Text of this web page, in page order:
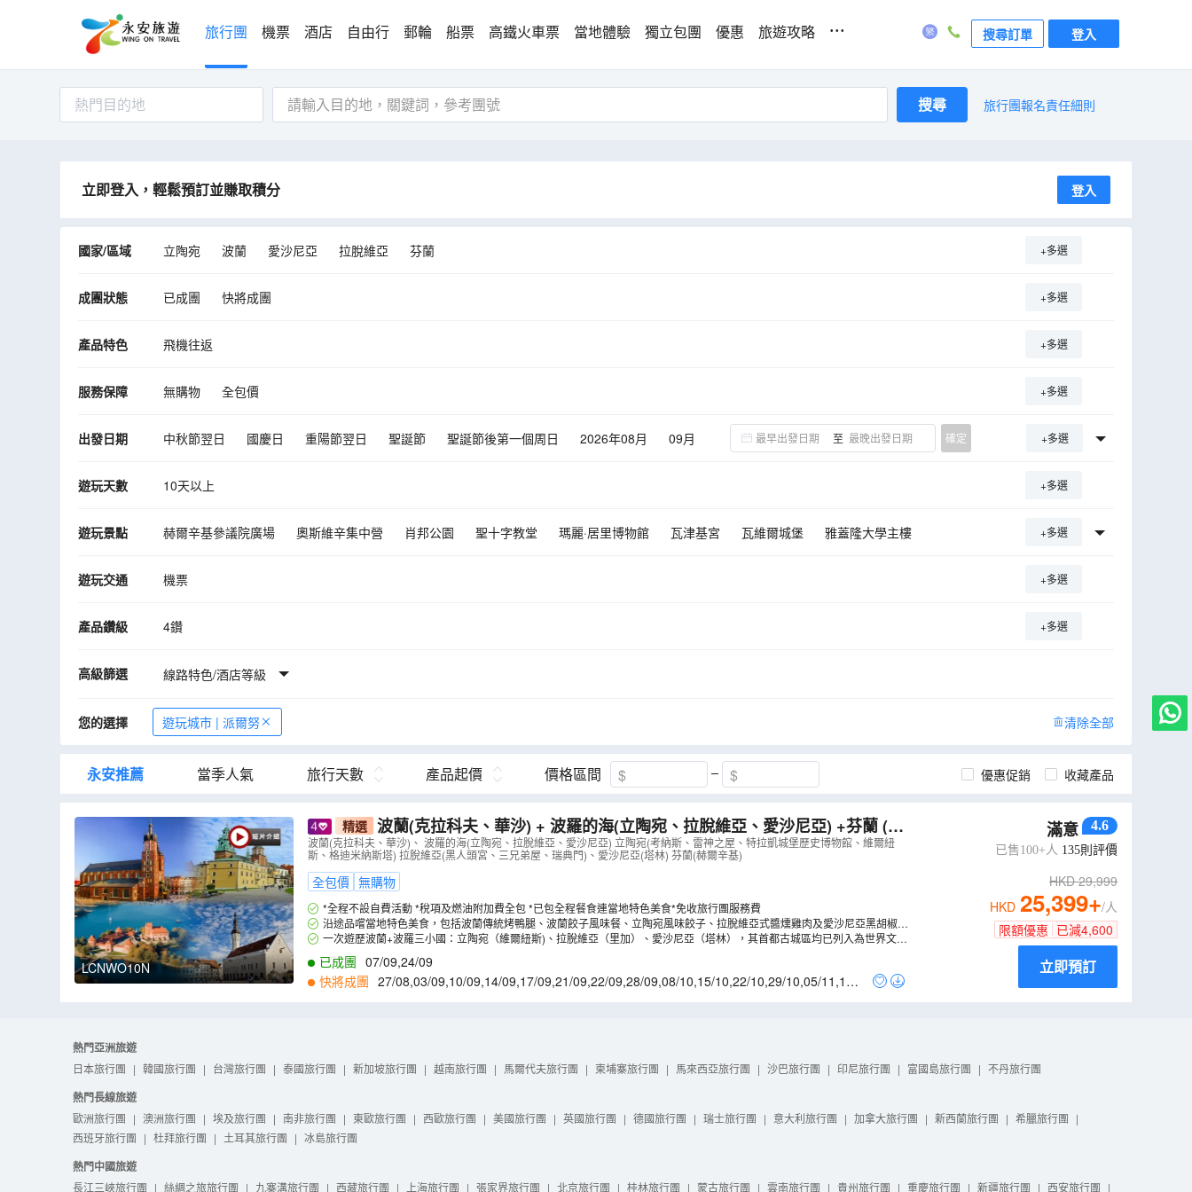
旅行團 機票 酒店 自由行 郵輪 船票 高鐵火車票 當地體驗 獨立包團 優惠 旅遊攻略 ... 搜尋訂單 登入
熱門目的地 搜尋 旅行團報名責任細則
立即登入，輕鬆預訂並賺取積分 登入
國家/區域 立陶宛 波蘭 愛沙尼亞 拉脫維亞 芬蘭 +多選
成團狀態 已成團 快將成團 +多選
產品特色 飛機往返 +多選
服務保障 無購物 全包價 +多選
出發日期 中秋節翌日 國慶日 重陽節翌日 聖誕節 聖誕節後第一個周日 2026年08月
09月
至 確定 +多選
遊玩天數 10天以上 +多選
遊玩景點 赫爾辛基參議院廣場 奧斯維辛集中營 肖邦公園 聖十字教堂 瑪麗·居里博物館 瓦津基宮 瓦維爾城堡
雅蓋隆大學主樓
聖伯多祿聖保祿教堂
+多選
遊玩交通 機票 +多選
產品鑽級 4鑽 +多選
高級篩選 線路特色/酒店等級
您的選擇 遊玩城市 | 派爾努 清除全部
永安推薦 當季人氣 旅行天數 產品起價 價格區間 優惠促銷 收藏產品
LCNWO10N
精選 波蘭(克拉科夫、華沙) + 波羅的海(立陶宛、拉脫維亞、愛沙尼亞) +芬蘭 (赫
爾辛基)深度探索中世紀古跡之旅10天團（LCNWO10N）
波蘭(克拉科夫、華沙)、 波羅的海(立陶宛、拉脫維亞、愛沙尼亞) 立陶宛(考納斯、雷神之屋、特拉凱城堡歷史博物館、維爾紐
斯、格迪米納斯塔) 拉脫維亞(黑人頭宮、三兄弟屋、瑞典門)、愛沙尼亞(塔林) 芬蘭(赫爾辛基)
全包價 無購物
*全程不設自費活動 *稅項及燃油附加費全包 *已包全程餐食連當地特色美食*免收旅行團服務費
沿途品嚐當地特色美食，包括波蘭傳統烤鴨腿、波蘭餃子風味餐、立陶宛風味餃子、拉脫維亞式醬燻雞肉及愛沙尼亞黑胡椒牛
排。一次遊歷波蘭+波羅三小國：立陶宛（維爾紐斯)、拉脫維亞（里加）、愛沙尼亞（塔林），其首都古城區均已列入為世界文化
遺產，值得細意觀看。
已成團 07/09,24/09
快將成團 27/08,03/09,10/09,14/09,17/09,21/09,22/09,28/09,08/10,15/10,22/10,29/10,05/11 ,12/1
滿意 4.6
已售100+人 135則評價
HKD29,999
HKD 25,399+/人
限額優惠 已減4,600
立即預訂
熱門亞洲旅遊
日本旅行團 | 韓國旅行團 | 台灣旅行團 | 泰國旅行團 | 新加坡旅行團 | 越南旅行團 | 馬爾代夫旅行團 | 柬埔寨旅行團 | 馬來西亞旅行團 | 沙巴旅行團 | 印尼旅行團 | 富國島旅行團 | 不丹旅行團
熱門長線旅遊
歐洲旅行團 | 澳洲旅行團 | 埃及旅行團 | 南非旅行團 | 東歐旅行團 | 西歐旅行團 | 美國旅行團 | 英國旅行團 | 德國旅行團 | 瑞士旅行團 | 意大利旅行團 | 加拿大旅行團 | 新西蘭旅行團 | 希臘旅行團 |
西班牙旅行團 | 杜拜旅行團 | 土耳其旅行團 | 冰島旅行團
熱門中國旅遊
長江三峽旅行團 | 絲綢之旅旅行團 | 九寨溝旅行團 | 西藏旅行團 | 上海旅行團 | 張家界旅行團 | 北京旅行團 | 桂林旅行團 | 蒙古旅行團 | 雲南旅行團 | 貴州旅行團 | 重慶旅行團 | 新疆旅行團 | 西安旅行團 |